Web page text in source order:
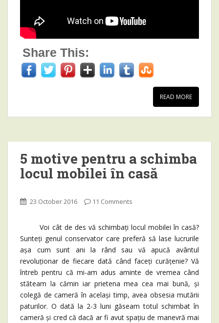
Share This:
READ MORE
5 motive pentru a schimba
locul mobilei în casă
23 October 2016 11 Comments
Voi cât de des vă schimbați locul mobilei în casă?
Sunteți genul conservator care preferă să lase lucrurile
așa cum sunt ani la rând sau vă apucă avântul
revoluționar de fiecare dată când faceți curățenie? Vă
întreb pentru că mi-am adus aminte de vremea când
stăteam la cămin iar prietena mea cea mai bună, și
colegă de cameră în același timp, avea obsesia mutării
paturilor. O dată la 2-3 luni găseam totul schimbat în
cameră și cred că dacă ar fi avut spațiu de manevră mai